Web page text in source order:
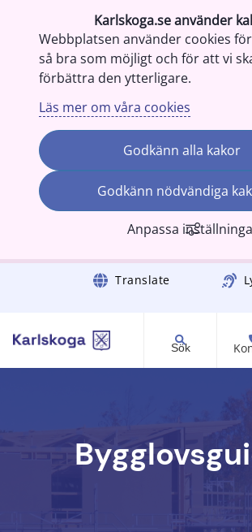
Karlskoga.se använder
Webbplatsen använder cookies
så bra som möjligt och för att vi
förbättra den ytterligare.
Läs mer om våra cookies
Godkänn alla kakor
Godkänn nödvändiga
Anpassa
Gå till innehåll Translate
Sök